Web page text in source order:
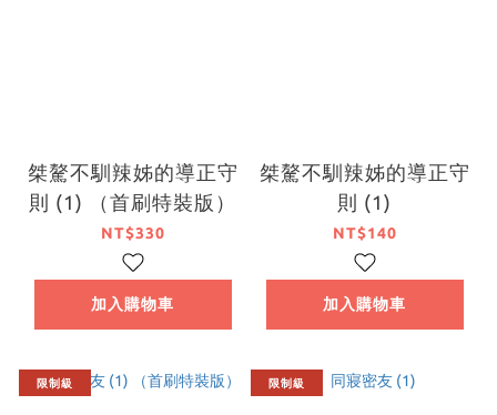
桀驁不馴辣姊的導正守
則 (1) （首刷特裝版）
NT$330
加入購物車
桀驁不馴辣姊的導正守
則 (1)
NT$140
加入購物車
限制級 限制級